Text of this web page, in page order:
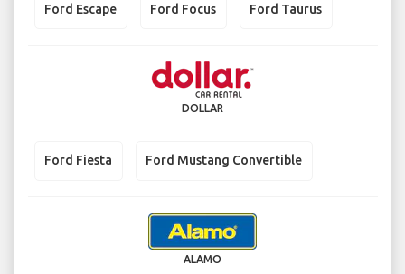
Ford Escape Ford Focus Ford Taurus
DOLLAR
Ford Fiesta Ford Mustang Convertible
ALAMO